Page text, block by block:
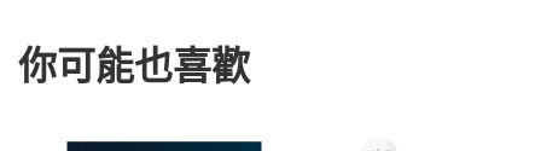
你可能也喜歡